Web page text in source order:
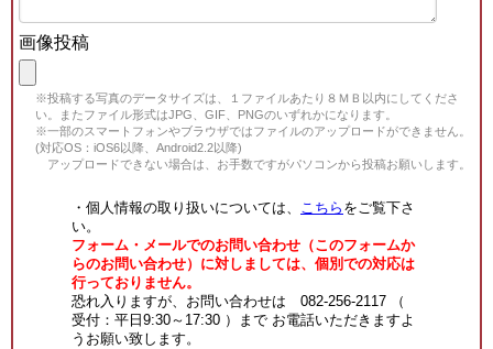
画像投稿
※投稿する写真のデータサイズは、１ファイルあたり８ＭＢ以内にしてくださ
い。またファイル形式はJPG、GIF、PNGのいずれかになります。
※一部のスマートフォンやブラウザではファイルのアップロードができません。
(対応OS：iOS6以降、Android2.2以降)
アップロードできない場合は、お手数ですがパソコンから投稿お願いします。
・個人情報の取り扱いについては、 こちら をご覧下さ
い。
フォーム・メールでのお問い合わせ（このフォームか
らのお問い合わせ）に対しましては、個別での対応は
行っておりません。
恐れ入りますが、お問い合わせは 082-256-2117 （
受付：平日9:30～17:30 ）まで お電話いただきますよ
うお願い致します。